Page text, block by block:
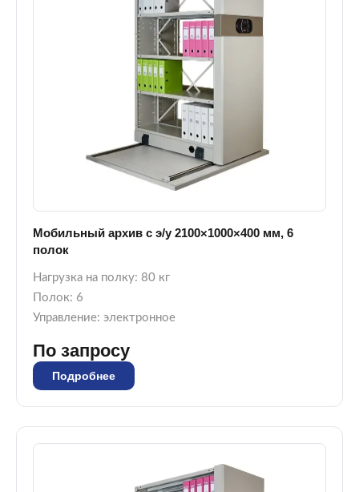
Мобильный архив с э/у 2100×1000×400 мм, 6
полок
Нагрузка на полку: 80 кг
Полок: 6
Управление: электронное
По запросу
Подробнее